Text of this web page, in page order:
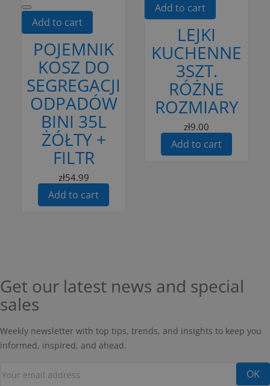
Add to cart
POJEMNIK
KOSZ DO
SEGREGACJI
ODPADÓW
BINI 35L
ŻÓŁTY +
FILTR
zł54.99
Add to cart
Add to cart
LEJKI
KUCHENNE
3SZT.
RÓŻNE
ROZMIARY
zł9.00
Add to cart
Get our latest news and special
sales
Weekly newsletter with top tips, trends, and insights to keep you
informed, inspired, and ahead.